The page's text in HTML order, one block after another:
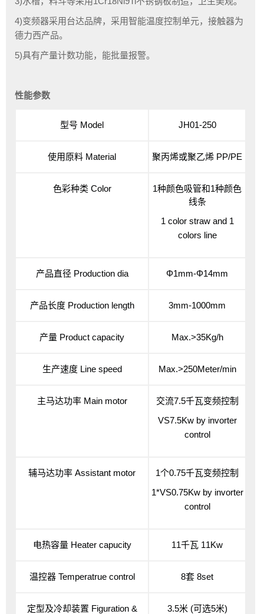
4)变频器采用台达品牌，采用智能温度控制单元，接触器为
德力西产品。
5)具有产量计数功能，能批量报警。
性能参数
型号 Model JH01-250
使用原料 Material 聚丙烯或聚乙烯 PP/PE
色彩种类 Color
1种颜色吸管和1种颜色
线条
1 color straw and 1
colors line
产品直径 Production dia Φ1mm-Φ14mm
产品长度 Production length 3mm-1000mm
产量 Product capacity Max.>35Kg/h
生产速度 Line speed Max.>250Meter/min
主马达功率 Main motor
交流7.5千瓦变频控制
VS7.5Kw by invorter
control
辅马达功率 Assistant motor
1个0.75千瓦变频控制
1*VS0.75Kw by invorter
control
电热容量 Heater capucity 11千瓦 11Kw
温控器 Temperatrue control 8套 8set
定型及冷却装置 Figuration &
3.5米 (可选5米)